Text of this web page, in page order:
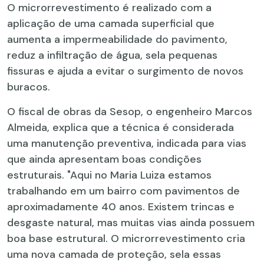
O microrrevestimento é realizado com a
aplicação de uma camada superficial que
aumenta a impermeabilidade do pavimento,
reduz a infiltração de água, sela pequenas
fissuras e ajuda a evitar o surgimento de novos
buracos.
O fiscal de obras da Sesop, o engenheiro Marcos
Almeida, explica que a técnica é considerada
uma manutenção preventiva, indicada para vias
que ainda apresentam boas condições
estruturais. "Aqui no Maria Luiza estamos
trabalhando em um bairro com pavimentos de
aproximadamente 40 anos. Existem trincas e
desgaste natural, mas muitas vias ainda possuem
boa base estrutural. O microrrevestimento cria
uma nova camada de proteção, sela essas